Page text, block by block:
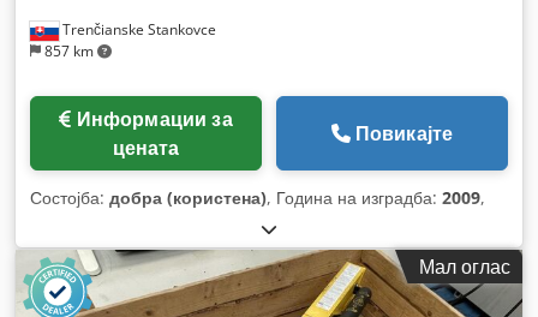
Trenčianske Stankovce
857 km
цената
Повикајте
Состојба: добра (користена), Година на изградба: 2009,
Мал оглас